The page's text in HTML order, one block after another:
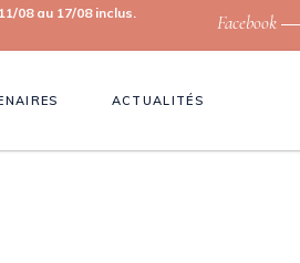
08 au 17/08 inclus. Facebook
ACTUALITÉS